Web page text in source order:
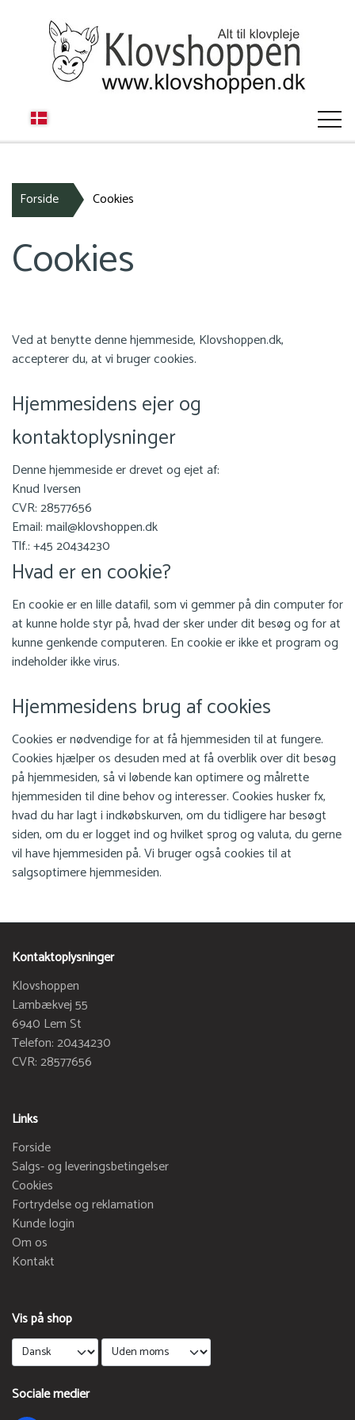
KLOVSKO
FRÆSERHOVEDER
SÅRBEHANDLING
HOVKNIVE
REB & MANCHETTER
KONTAKT
Forside Cookies
Cookies
Ved at benytte denne hjemmeside, Klovshoppen.dk,
accepterer du, at vi bruger cookies.
Hjemmesidens ejer og
kontaktoplysninger
Denne hjemmeside er drevet og ejet af:
Knud Iversen
CVR: 28577656
Email: mail@klovshoppen.dk
Tlf.: +45 20434230
Hvad er en cookie?
En cookie er en lille datafil, som vi gemmer på din computer for
at kunne holde styr på, hvad der sker under dit besøg og for at
kunne genkende computeren. En cookie er ikke et program og
indeholder ikke virus.
Hjemmesidens brug af cookies
Cookies er nødvendige for at få hjemmesiden til at fungere.
Cookies hjælper os desuden med at få overblik over dit besøg
på hjemmesiden, så vi løbende kan optimere og målrette
hjemmesiden til dine behov og interesser. Cookies husker fx,
hvad du har lagt i indkøbskurven, om du tidligere har besøgt
siden, om du er logget ind og hvilket sprog og valuta, du gerne
vil have hjemmesiden på. Vi bruger også cookies til at
salgsoptimere hjemmesiden.
Kontaktoplysninger
Klovshoppen
Lambækvej 55
6940 Lem St
Telefon: 20434230
CVR: 28577656
Links
Forside
Salgs- og leveringsbetingelser
Cookies
Fortrydelse og reklamation
Kunde login
Om os
Kontakt
Vis på shop
Sociale medier